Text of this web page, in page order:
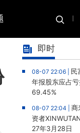
即时
08-07 22:06 | 民
年报股东应占
69.45%
08-07 22:04 | 商
资者
27年3月28日